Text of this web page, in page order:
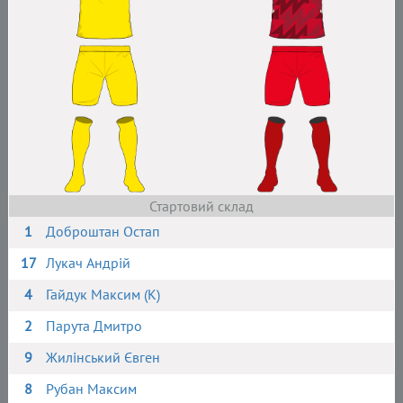
Стартовий склад
1
Доброштан Остап
17 Лукач Андрій
4
Гайдук Максим (К)
2
Парута Дмитро
9
Жилінський Євген
8
Рубан Максим